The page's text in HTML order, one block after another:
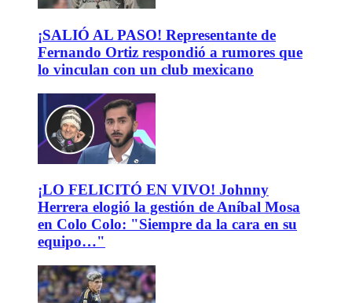
¡SALIÓ AL PASO! Representante de
Fernando Ortiz respondió a rumores que
lo vinculan con un club mexicano
¡LO FELICITÓ EN VIVO! Johnny
Herrera elogió la gestión de Aníbal Mosa
en Colo Colo: "Siempre da la cara en su
equipo…"